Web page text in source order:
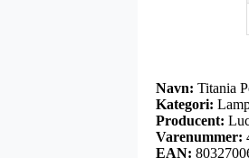
Navn: Titania
Kategori:
Producent:
Varenummer:
EAN: